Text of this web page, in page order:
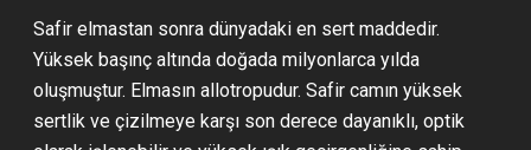
Safir elmastan sonra dünyadaki en sert maddedir.
Yüksek başınç altında doğada milyonlarca yılda
oluşmuştur. Elmasın allotropudur. Safir camın yüksek
sertlik ve çizilmeye karşı son derece dayanıklı, optik